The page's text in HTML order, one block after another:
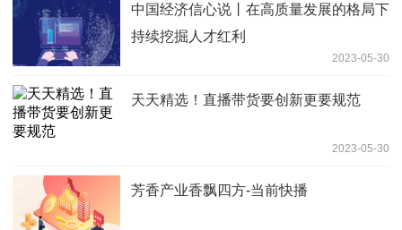
中国经济信心说丨在高质量发展的格局下
持续挖掘人才红利
2023-05-30
天天精选！直播带货要创新更要规范
2023-05-30
芳香产业香飘四方-当前快播